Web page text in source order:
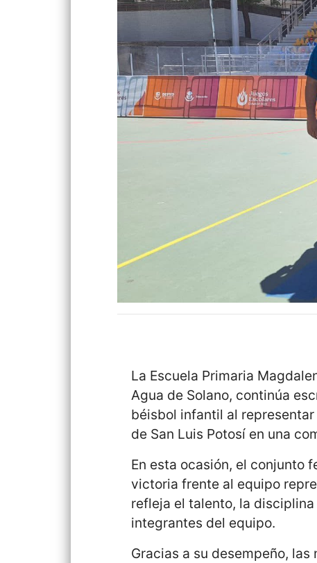
La Escuela Primaria
Agua de Solano, continúa
béisbol infantil al
de San Luis Potosí en una
En esta ocasión, el conjunto
victoria frente al equipo
refleja el talento, la
integrantes del equipo.
Gracias a su desempeño,